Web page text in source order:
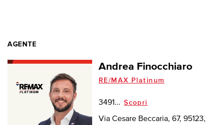
AGENTE
Andrea Finocchiaro
RE/MAX Platinum
3491... Scopri
Via Cesare Beccaria, 67, 95123,